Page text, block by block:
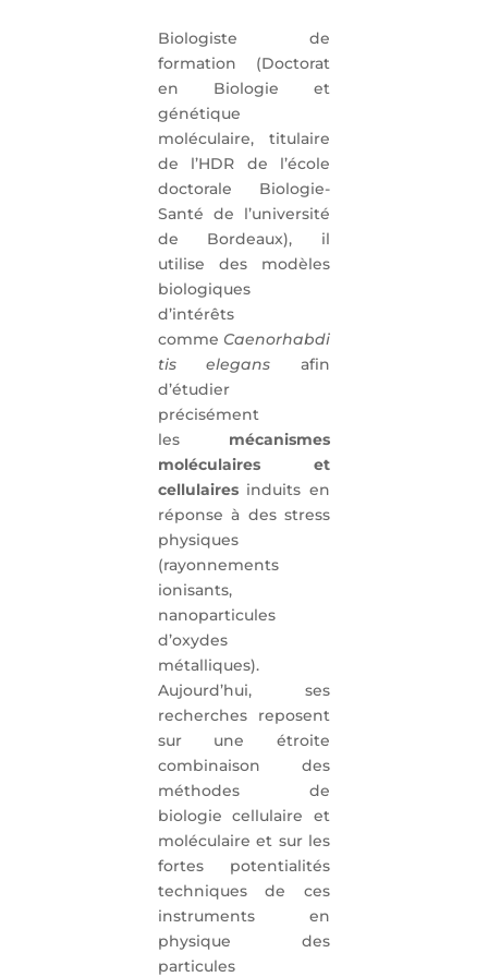
Biologiste de
formation (Doctorat
en Biologie et
génétique
moléculaire, titulaire
de l’HDR de l’école
doctorale Biologie-
Santé de l’université
de Bordeaux), il
utilise des modèles
biologiques
d’intérêts
comme Caenorhabdi
tis elegans afin
d’étudier
précisément
les mécanismes
moléculaires et
cellulairesinduits en
réponse à des stress
physiques
(rayonnements
ionisants,
nanoparticules
d’oxydes
métalliques).
Aujourd’hui, ses
recherches reposent
sur une étroite
combinaison des
méthodes de
biologie cellulaire et
moléculaire et sur les
fortes potentialités
techniques de ces
instruments en
physique des
particules